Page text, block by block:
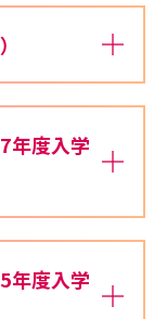
年度入学
年度入学